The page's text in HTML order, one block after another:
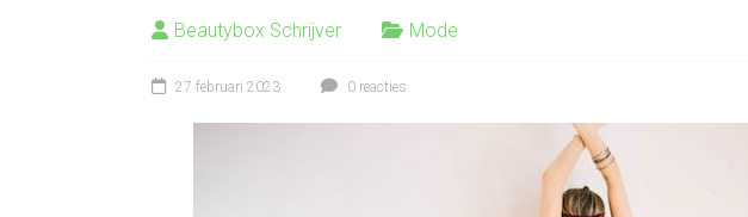
Beautybox Schrijver Mode
27 februari 2023 0 reacties